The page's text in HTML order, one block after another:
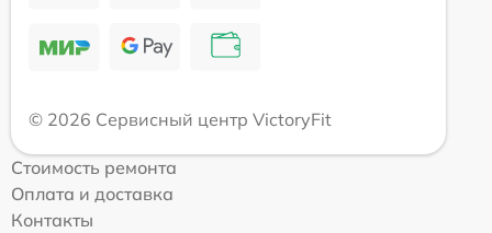
© 2026 Сервисный центр VictoryFit
Стоимость ремонта
Оплата и доставка
Контакты